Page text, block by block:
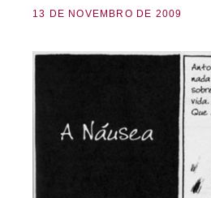
13 DE NOVEMBRO DE 2009